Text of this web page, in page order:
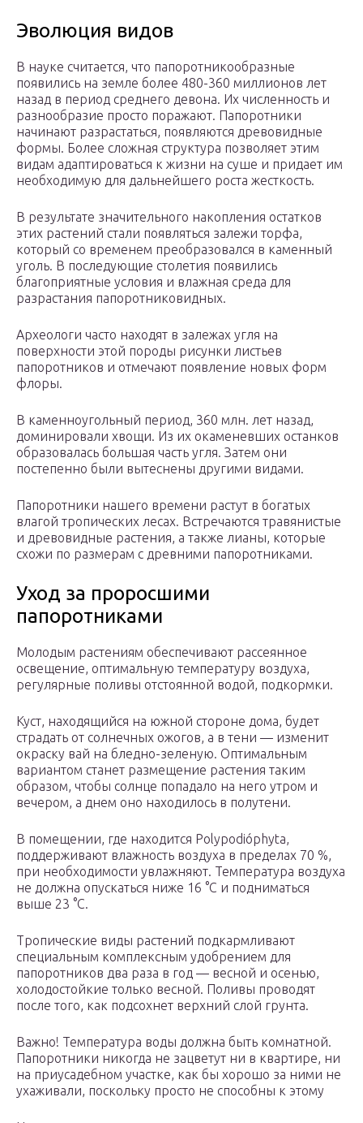
Эволюция видов
В науке считается, что папоротникообразные
появились на земле более 480-360 миллионов лет
назад в период среднего девона. Их численность и
разнообразие просто поражают. Папоротники
начинают разрастаться, появляются древовидные
формы. Более сложная структура позволяет этим
видам адаптироваться к жизни на суше и придает им
необходимую для дальнейшего роста жесткость.
В результате значительного накопления остатков
этих растений стали появляться залежи торфа,
который со временем преобразовался в каменный
уголь. В последующие столетия появились
благоприятные условия и влажная среда для
разрастания папоротниковидных.
Археологи часто находят в залежах угля на
поверхности этой породы рисунки листьев
папоротников и отмечают появление новых форм
флоры.
В каменноугольный период, 360 млн. лет назад,
доминировали хвощи. Из их окаменевших останков
образовалась большая часть угля. Затем они
постепенно были вытеснены другими видами.
Папоротники нашего времени растут в богатых
влагой тропических лесах. Встречаются травянистые
и древовидные растения, а также лианы, которые
схожи по размерам с древними папоротниками.
Уход за проросшими
папоротниками
Молодым растениям обеспечивают рассеянное
освещение, оптимальную температуру воздуха,
регулярные поливы отстоянной водой, подкормки.
Куст, находящийся на южной стороне дома, будет
страдать от солнечных ожогов, а в тени — изменит
окраску вай на бледно-зеленую. Оптимальным
вариантом станет размещение растения таким
образом, чтобы солнце попадало на него утром и
вечером, а днем оно находилось в полутени.
В помещении, где находится Polypodióphyta,
поддерживают влажность воздуха в пределах 70 %,
при необходимости увлажняют. Температура воздуха
не должна опускаться ниже 16 °С и подниматься
выше 23 °С.
Тропические виды растений подкармливают
специальным комплексным удобрением для
папоротников два раза в год — весной и осенью,
холодостойкие только весной. Поливы проводят
после того, как подсохнет верхний слой грунта.
Важно! Температура воды должна быть комнатной.
Папоротники никогда не зацветут ни в квартире, ни
на приусадебном участке, как бы хорошо за ними не
ухаживали, поскольку просто не способны к этому